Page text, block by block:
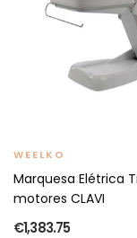
WEELKO
Marquesa Elétrica
motores CLAVI
€1,383.75